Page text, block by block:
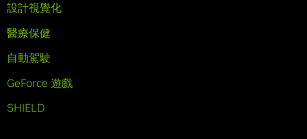
設計視覺化
醫療保健
自動駕駛
GeForce 遊戲
SHIELD